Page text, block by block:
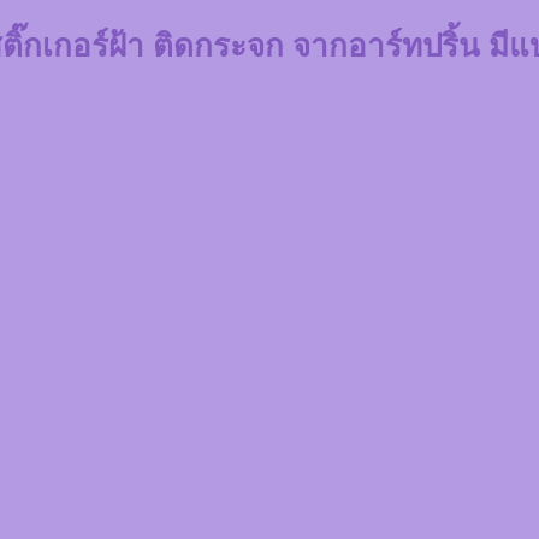
กเกอร์ฝ้า ติดกระจก จากอาร์ทปริ้น มีแ